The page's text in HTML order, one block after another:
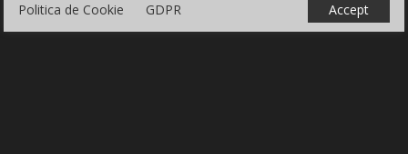
Politica de Cookie GDPR Accept